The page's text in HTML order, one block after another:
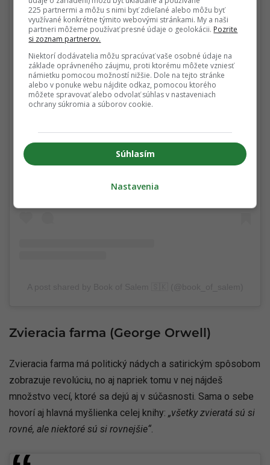
View this post on Instagram
Zvieracia farma (George Orwell)
Zvieracia farma má politický nádych a satirickým spôsobom
zobrazuje revolúciu, no aj napriek tomu v nej nájdeš
množstvo vecí, ktoré sa dejú aj v súčasnosti. Sama o sebe
hovorí aj hlavná myšlienka celej knihy: „všetky zvieratá sú si
rovné, ale niektoré sú si rovnejšie“.
225 partnermi a môžu s nimi byť zdieľané alebo môžu byť
využívané konkrétne týmito webovými stránkami. My a naši
partneri môžeme používať presné údaje o geolokácii. Pozrite
si zoznam partnerov.
Niektorí dodávatelia môžu spracúvať vaše osobné údaje na
základe oprávneného záujmu, proti ktorému môžete vzniesť
námietku pomocou možností nižšie. Dole na tejto stránke
alebo v ponuke webu nájdite odkaz, pomocou ktorého
môžete spravovať alebo odvolať súhlas v nastaveniach
ochrany súkromia a súborov cookie.
Súhlasím
Nastavenia